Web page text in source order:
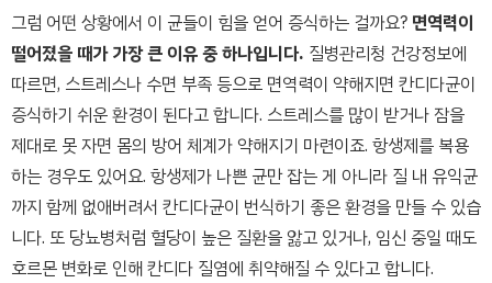
그럼 어떤 상황에서 이 균들이 힘을 얻어 증식하는 걸까요? 면역력이
떨어졌을 때가 가장 큰 이유 중 하나입니다. 질병관리청 건강정보에
따르면, 스트레스나 수면 부족 등으로 면역력이 약해지면 칸디다균이
증식하기 쉬운 환경이 된다고 합니다. 스트레스를 많이 받거나 잠을
제대로 못 자면 몸의 방어 체계가 약해지기 마련이죠. 항생제를 복용
하는 경우도 있어요. 항생제가 나쁜 균만 잡는 게 아니라 질 내 유익균
까지 함께 없애버려서 칸디다균이 번식하기 좋은 환경을 만들 수 있습
니다. 또 당뇨병처럼 혈당이 높은 질환을 앓고 있거나, 임신 중일 때도
호르몬 변화로 인해 칸디다 질염에 취약해질 수 있다고 합니다.